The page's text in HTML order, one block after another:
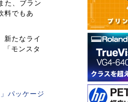
た、ブラン
料でもあ
新たなライ
「モンスタ
パッケージ